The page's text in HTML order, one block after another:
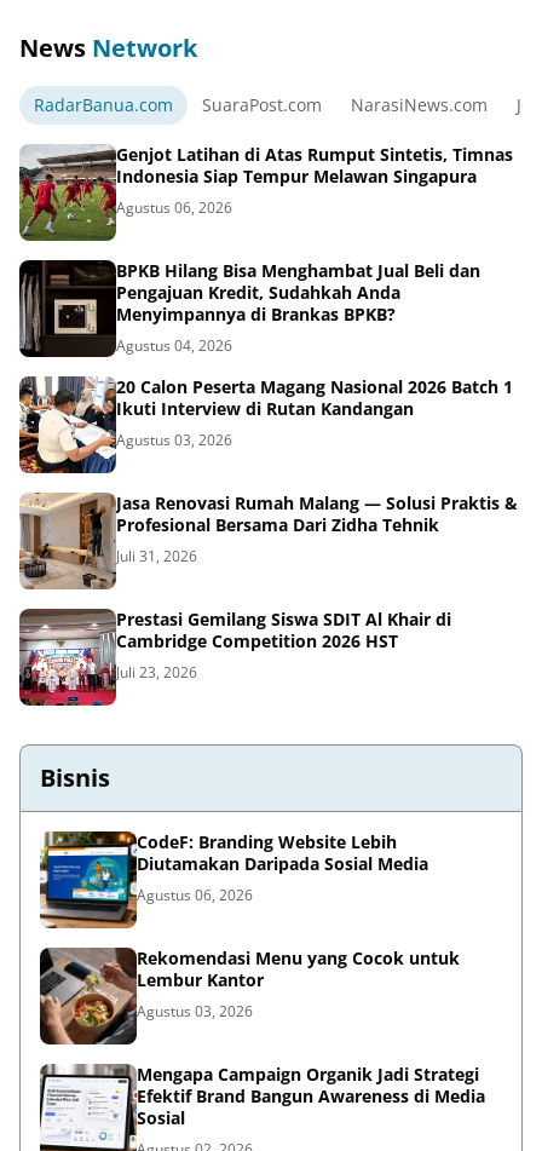
News Network
RadarBanua.com SuaraPost.com NarasiNews.com
Genjot Latihan di Atas Rumput Sintetis, Timnas
Indonesia Siap Tempur Melawan Singapura
Agustus 06, 2026
BPKB Hilang Bisa Menghambat Jual Beli dan
Pengajuan Kredit, Sudahkah Anda
Menyimpannya di Brankas BPKB?
Agustus 04, 2026
20 Calon Peserta Magang Nasional 2026 Batch 1
Ikuti Interview di Rutan Kandangan
Agustus 03, 2026
Jasa Renovasi Rumah Malang — Solusi Praktis &
Profesional Bersama Dari Zidha Tehnik
Juli 31, 2026
Prestasi Gemilang Siswa SDIT Al Khair di
Cambridge Competition 2026 HST
Juli 23, 2026
Bisnis
CodeF: Branding Website Lebih
Diutamakan Daripada Sosial Media
Agustus 06, 2026
Rekomendasi Menu yang Cocok untuk
Lembur Kantor
Agustus 03, 2026
Mengapa Campaign Organik Jadi Strategi
Efektif Brand Bangun Awareness di Media
Sosial